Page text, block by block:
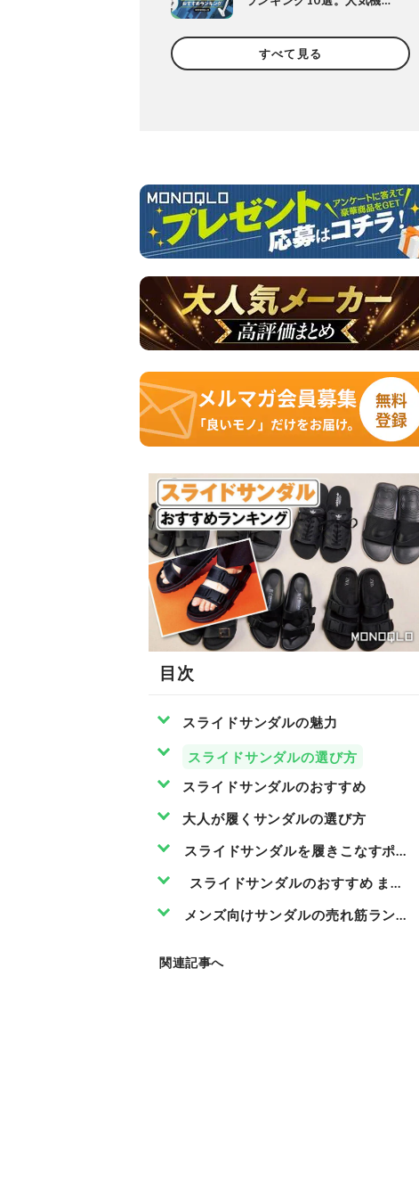
すべて見る
目次
スライドサンダルの魅力
スライドサンダルの選び方
スライドサンダルのおすすめ
大人が履くサンダルの選び方
スライドサンダルを履きこなすポイ
スライドサンダルのおすすめ まとめ
メンズ向けサンダルの売れ筋ランキ
関連記事へ